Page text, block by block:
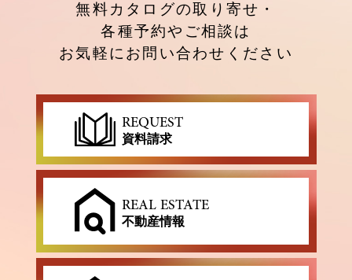
無料カタログの取り寄せ・
各種予約やご相談は
お気軽にお問い合わせください
REQUEST
資料請求
REAL ESTATE
不動産情報